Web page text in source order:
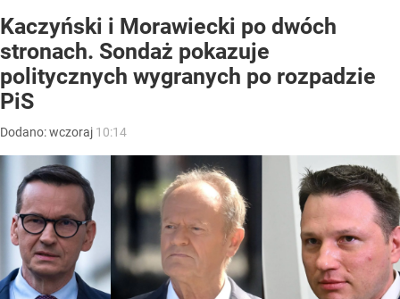
Kaczyński i Morawiecki po dwóch
stronach. Sondaż pokazuje
politycznych wygranych po rozpadzie
PiS
Dodano:wczoraj 10:14